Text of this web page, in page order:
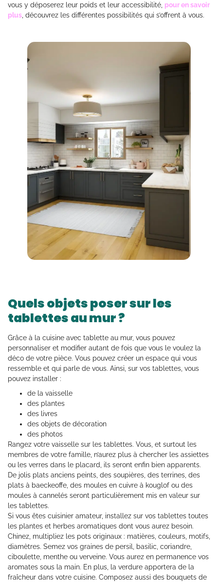
vous y déposerez leur poids et leur accessibilité, pour en savoir
plus, découvrez les différentes possibilités qui s’offrent à vous.
Quels objets poser sur les
tablettes au mur ?
Grâce à la cuisine avec tablette au mur, vous pouvez
personnaliser et modifier autant de fois que vous le voulez la
déco de votre pièce. Vous pouvez créer un espace qui vous
ressemble et qui parle de vous. Ainsi, sur vos tablettes, vous
pouvez installer :
de la vaisselle
des plantes
des livres
des objets de décoration
des photos
Rangez votre vaisselle sur les tablettes. Vous, et surtout les
membres de votre famille, n’aurez plus à chercher les assiettes
ou les verres dans le placard, ils seront enfin bien apparents.
De jolis plats anciens peints, des soupières, des terrines, des
plats à baeckeoffe, des moules en cuivre à kouglof ou des
moules à cannelés seront particulièrement mis en valeur sur
les tablettes.
Si vous êtes cuisinier amateur, installez sur vos tablettes toutes
les plantes et herbes aromatiques dont vous aurez besoin.
Chinez, multipliez les pots originaux : matières, couleurs, motifs,
diamètres. Semez vos graines de persil, basilic, coriandre,
ciboulette, menthe ou verveine. Vous aurez en permanence vos
aromates sous la main. En plus, la verdure apportera de la
fraîcheur dans votre cuisine. Composez aussi des bouquets de